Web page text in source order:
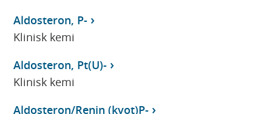
Aldosteron, P-
Klinisk kemi
Aldosteron, Pt(U)-
Klinisk kemi
Aldosteron/Renin (kvot)P-